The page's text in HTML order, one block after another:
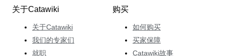
关于Catawiki
关于Catawiki
我们的专家们
就职
购买
如何购买
买家保障
Catawiki故事